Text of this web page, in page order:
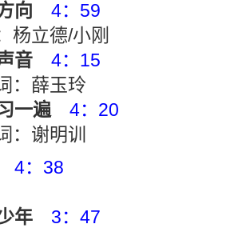
向
4：59
立德/小刚
音
4：15
：薛玉玲
一遍
4：20
：谢明训
4：38
年
3：47